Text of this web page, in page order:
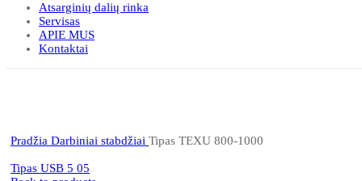
Atsarginių dalių rinka
Servisas
APIE MUS
Kontaktai
Pradžia Darbiniai stabdžiai Tipas TEXU 800-1000
Tipas USB 5 05